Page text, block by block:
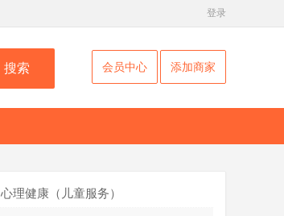
登录
搜索 会员中心 添加商家
心理健康（儿童服务）